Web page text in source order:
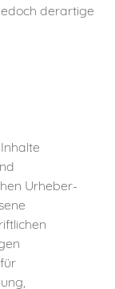
derartige
Urheber-